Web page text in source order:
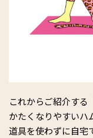
これからご紹介する
かたくなりやすいハ
道具を使わずに自宅